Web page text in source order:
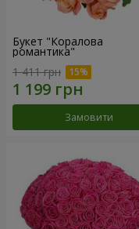
Букет "Коралова
романтика"
1 411 грн
Замовити